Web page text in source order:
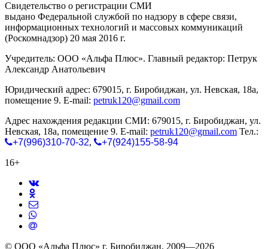
Свидетельство о регистрации СМИ
выдано Федеральной службой по надзору в сфере связи,
информационных технологий и массовых коммуникаций
(Роскомнадзор) 20 мая 2016 г.
Учредитель: ООО «Альфа Плюс». Главный редактор: Петрук
Александр Анатольевич
Юридический адрес: 679015, г. Биробиджан, ул. Невская, 18а,
помещение 9. E-mail: petruk120@gmail.com
Адрес нахождения редакции СМИ: 679015, г. Биробиджан, ул.
Невская, 18а, помещение 9. E-mail: petruk120@gmail.com Тел.:
+7(996)310-70-32,
+7(924)155-58-94
16+
© ООО «Альфа Плюс» г. Биробиджан, 2009—2026